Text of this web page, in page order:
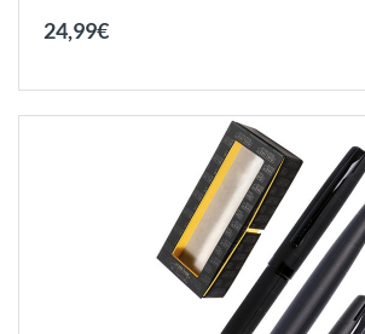
24,99€